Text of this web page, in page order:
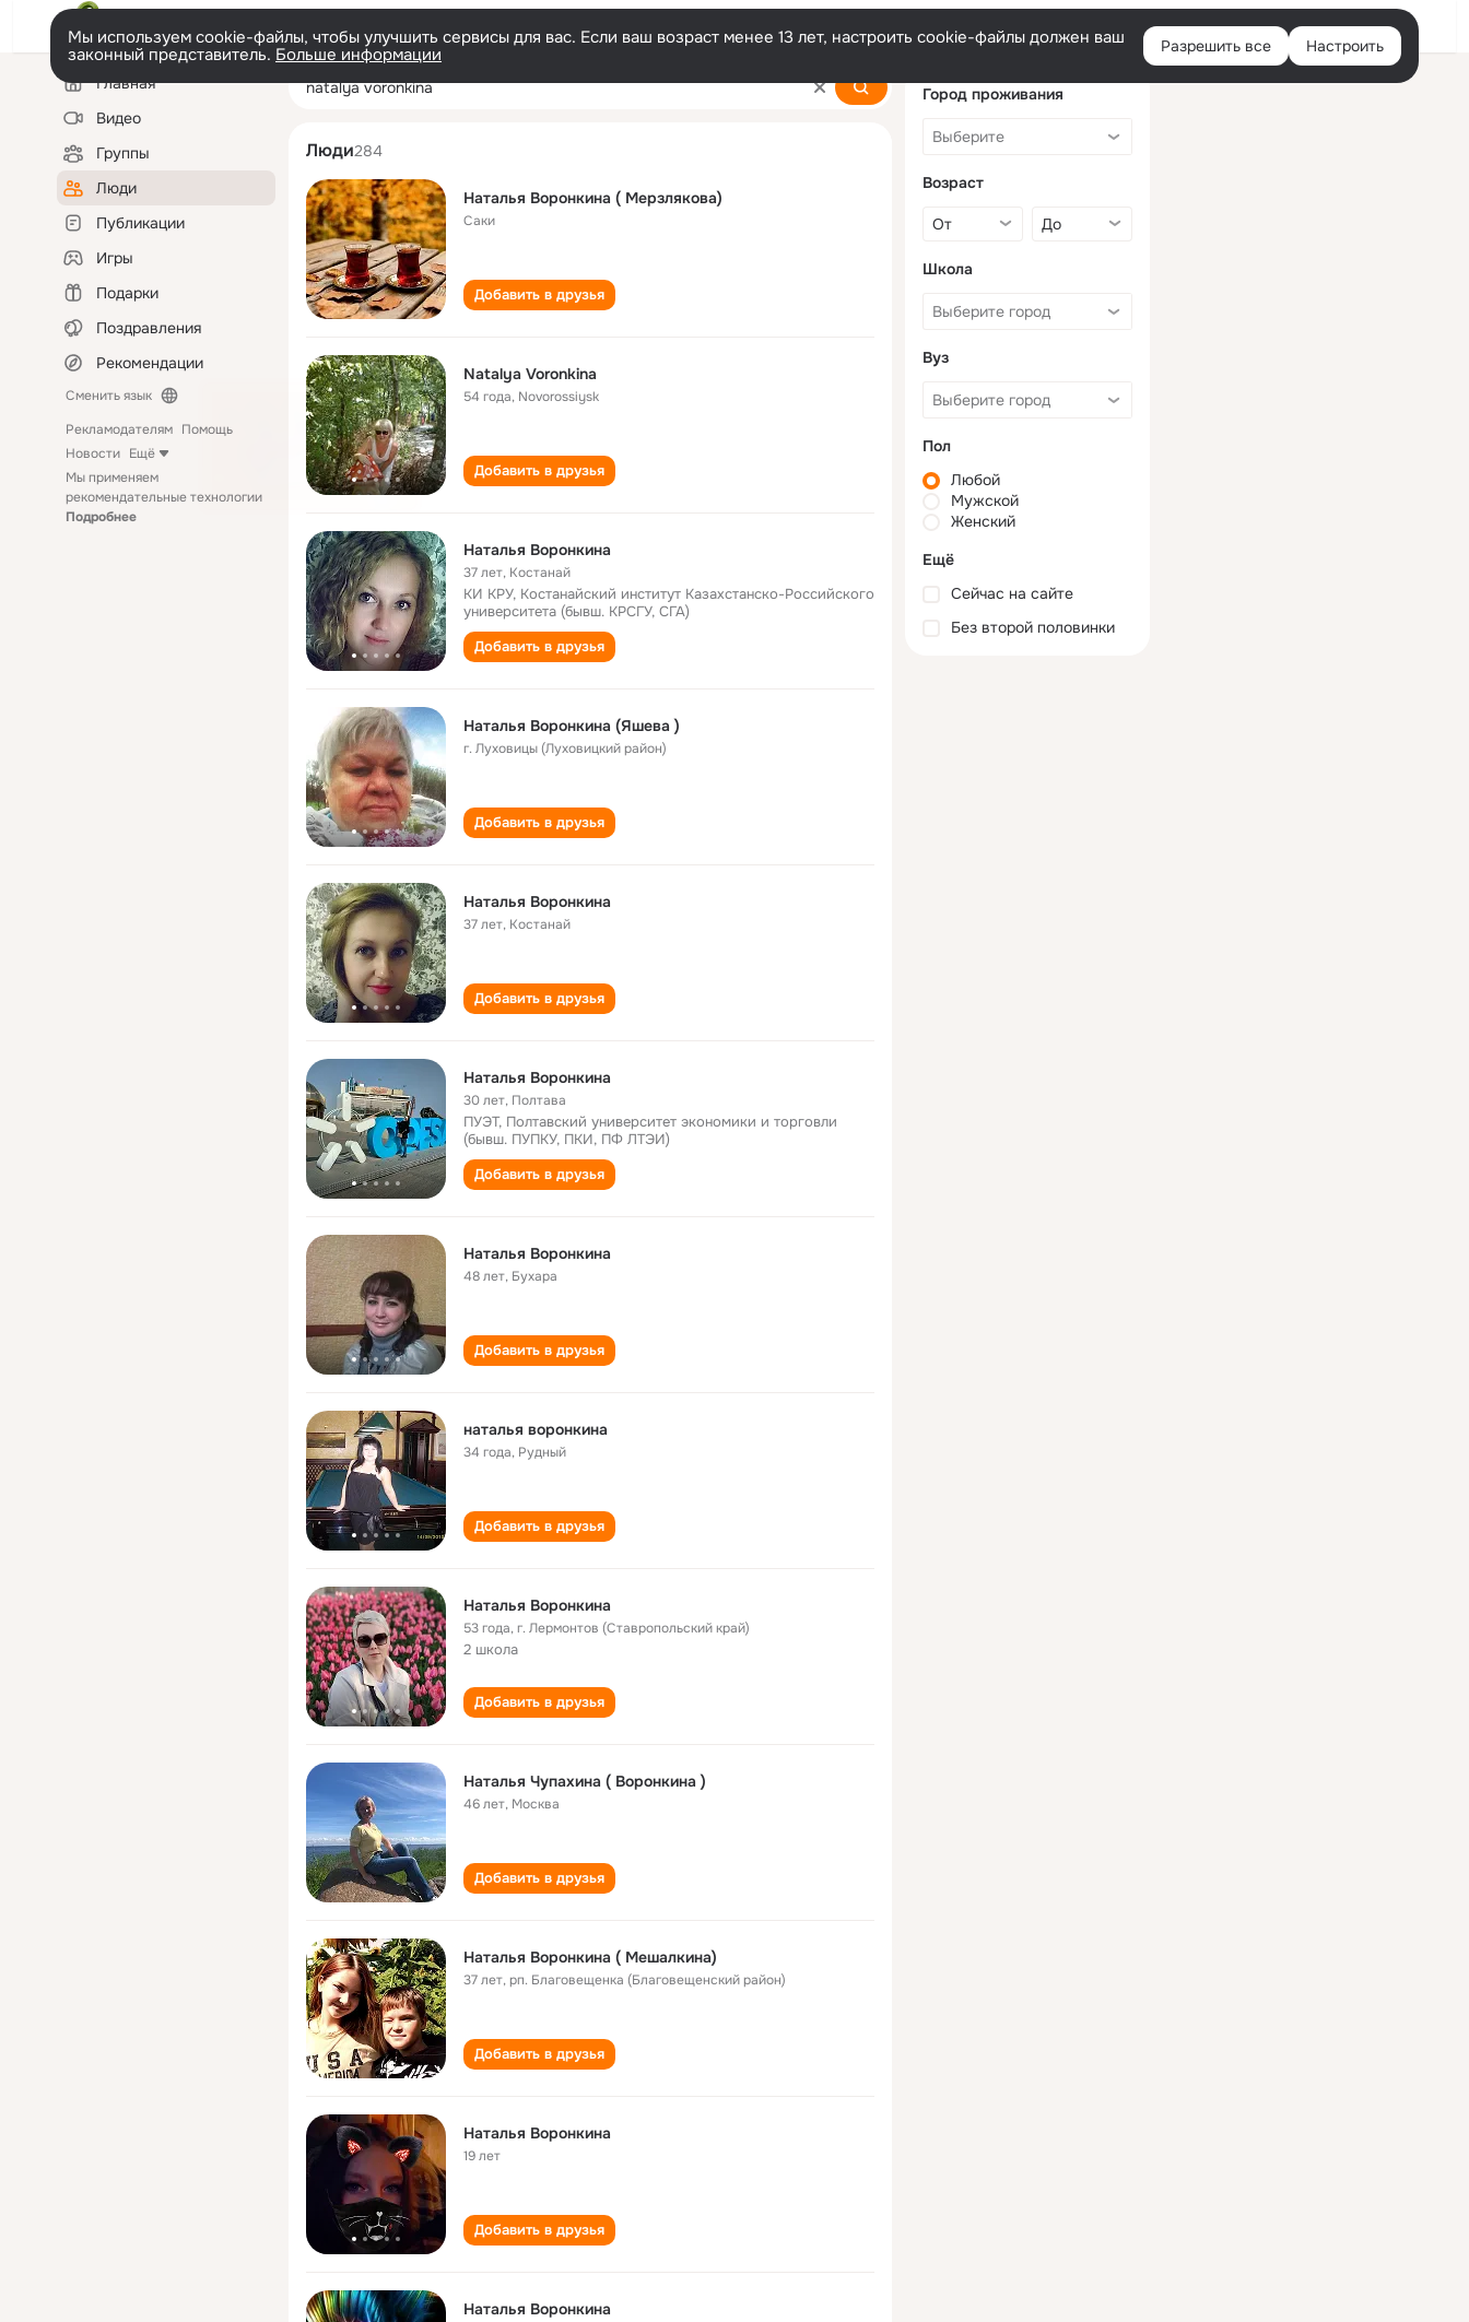
Войти
Мы используем cookie-файлы, чтобы улучшить сервисы для вас. Если ваш возраст менее 13 лет, настроить cookie-файлы должен ваш
законный представитель. Больше информации Разрешить все Настроить
Левая
колонкаГлавная
Видео
Группы
Люди
Публикации
Игры
Подарки
Поздравления
Рекомендации
Сменить язык
Рекламодателям Помощь
Новости Ещё
Мы применяем
рекомендательные технологии
Подробнее
natalya voronkina
Люди284
Наталья Воронкина ( Мерзлякова)
Саки
Добавить в друзья
Natalya Voronkina
54 года, Novorossiysk
Добавить в друзья
Наталья Воронкина
37 лет, Костанай
КИ КРУ, Костанайский институт Казахстанско-Российского
университета (бывш. КРСГУ, СГА)
Добавить в друзья
Наталья Воронкина (Яшева )
г. Луховицы (Луховицкий район)
Добавить в друзья
Наталья Воронкина
37 лет, Костанай
Добавить в друзья
Наталья Воронкина
30 лет, Полтава
ПУЭТ, Полтавский университет экономики и торговли
(бывш. ПУПКУ, ПКИ, ПФ ЛТЭИ)
Добавить в друзья
Наталья Воронкина
48 лет, Бухара
Добавить в друзья
наталья воронкина
34 года, Рудный
Добавить в друзья
Наталья Воронкина
53 года,г. Лермонтов (Ставропольский край)
2 школа
Добавить в друзья
Наталья Чупахина ( Воронкина )
46 лет, Москва
Добавить в друзья
Наталья Воронкина ( Мешалкина)
37 лет,рп. Благовещенка (Благовещенский район)
Добавить в друзья
Наталья Воронкина
19 лет
Добавить в друзья
Наталья Воронкина
Город проживания
Возраст
Школа
Вуз
Пол
Любой
Мужской
Женский
Ещё
Сейчас на сайте
Без второй половинки